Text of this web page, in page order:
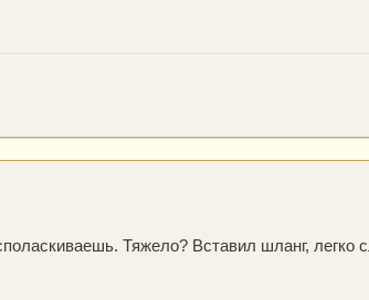
Тяжело? Вставил шланг, легко